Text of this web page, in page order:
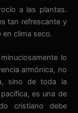
a las plantas.
tan refrescante y
clima seco.
lo
armónica, no
sino de toda la
es una de
cristiano debe